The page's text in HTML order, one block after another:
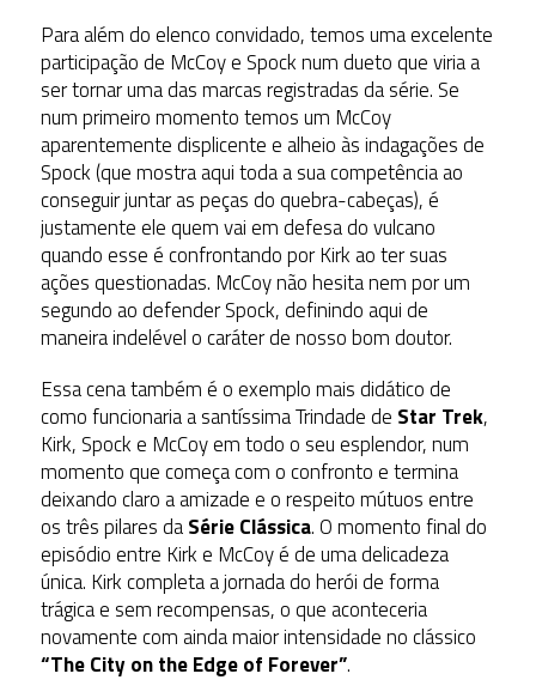
Para além do elenco convidado, temos uma excelente
participação de McCoy e Spock num dueto que viria a
ser tornar uma das marcas registradas da série. Se
num primeiro momento temos um McCoy
aparentemente displicente e alheio às indagações de
Spock (que mostra aqui toda a sua competência ao
conseguir juntar as peças do quebra-cabeças), é
justamente ele quem vai em defesa do vulcano
quando esse é confrontando por Kirk ao ter suas
ações questionadas. McCoy não hesita nem por um
segundo ao defender Spock, definindo aqui de
maneira indelével o caráter de nosso bom doutor.
Essa cena também é o exemplo mais didático de
como funcionaria a santíssima Trindade de Star Trek,
Kirk, Spock e McCoy em todo o seu esplendor, num
momento que começa com o confronto e termina
deixando claro a amizade e o respeito mútuos entre
os três pilares daSérie Clássica. O momento final do
episódio entre Kirk e McCoy é de uma delicadeza
única. Kirk completa a jornada do herói de forma
trágica e sem recompensas, o que aconteceria
novamente com ainda maior intensidade no clássico
“The City on the Edge of Forever”.